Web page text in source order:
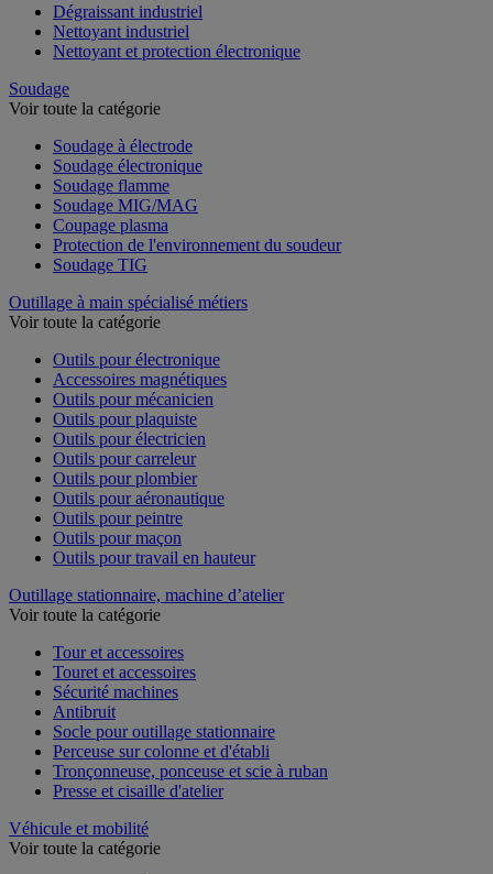
Dégraissant industriel
Nettoyant industriel
Nettoyant et protection électronique
Soudage
Voir toute la catégorie
Soudage à électrode
Soudage électronique
Soudage flamme
Soudage MIG/MAG
Coupage plasma
Protection de l'environnement du soudeur
Soudage TIG
Outillage à main spécialisé métiers
Voir toute la catégorie
Outils pour électronique
Accessoires magnétiques
Outils pour mécanicien
Outils pour plaquiste
Outils pour électricien
Outils pour carreleur
Outils pour plombier
Outils pour aéronautique
Outils pour peintre
Outils pour maçon
Outils pour travail en hauteur
Outillage stationnaire, machine d’atelier
Voir toute la catégorie
Tour et accessoires
Touret et accessoires
Sécurité machines
Antibruit
Socle pour outillage stationnaire
Perceuse sur colonne et d'établi
Tronçonneuse, ponceuse et scie à ruban
Presse et cisaille d'atelier
Véhicule et mobilité
Voir toute la catégorie